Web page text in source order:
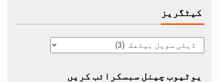
کیٹگریز
یوٹیوب چینل سبسکرائب کریں